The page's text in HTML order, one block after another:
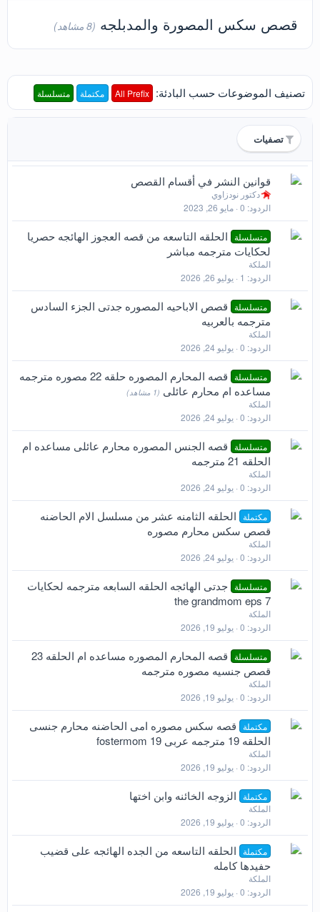
قصص سكس المصورة والمدبلجه (8 مشاهد)
تصنيف الموضوعات حسب البادئة: All Prefix مكتملة متسلسلة
تصفيات
ت
قوانين النشر في أقسام القصص
دكتور نودزاوي
الردود 0 مايو 26, 2023
متسلسلة الحلقه التاسعه من قصه العجوز الهائجه حصريا
لحكايات مترجمه مباشر
الملكة
الردود
1 يوليو 26, 2026
متسلسلة قصص الاباحيه المصوره جدتى الجزء السادس
مترجمه بالعربيه
الملكة
الردود 0 يوليو 24, 2026
متسلسلة
قصه المحارم المصوره حلقه 22 مصوره مترجمه
مساعده ام محارم عائلى (1 مشاهد)
الملكة
الردود 0 يوليو 24, 2026
متسلسلة قصه الجنس المصوره محارم عائلى مساعده ام
الحلقه 21 مترجمه
الملكة
الردود 0 يوليو 24, 2026
مكتملة
الحلقه الثامنه عشر من مسلسل الام الحاضنه
قصص سكس محارم مصوره
الملكة
الردود 0 يوليو 24, 2026
متسلسلة جدتى الهائجه الحلقه السابعه مترجمه لحكايات
the grandmom eps 7
الملكة
الردود 0 يوليو 19, 2026
متسلسلة
قصه المحارم المصوره مساعده ام الحلقه 23
قصص جنسيه مصوره مترجمه
الملكة
الردود 0 يوليو 19, 2026
مكتملة
قصه سكس مصوره امى الحاضنه محارم جنسى
الحلقه 19 مترجمه عربى fostermom 19
الملكة
الردود 0 يوليو 19, 2026
مكتملة الزوجه الخائنه وابن اختها
الملكة
الردود 0 يوليو 19, 2026
مكتملة
الحلقه التاسعه من الجده الهائجه على قضيب
حفيدها كامله
الملكة
الردود 0 يوليو 19, 2026